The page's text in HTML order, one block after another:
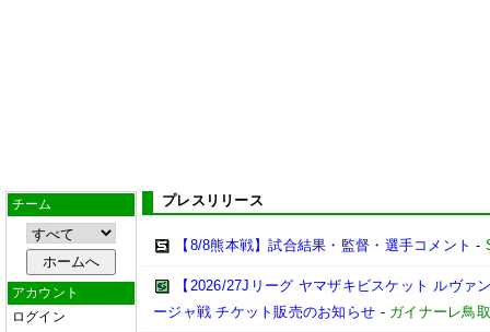
チーム
アカウント
ログイン
プレスリリース
【8/8熊本戦】試合結果・監督・選手コメント -
【2026/27Jリーグ ヤマザキビスケット ルヴ
ージャ戦 チケット販売のお知らせ - ガイナーレ鳥取